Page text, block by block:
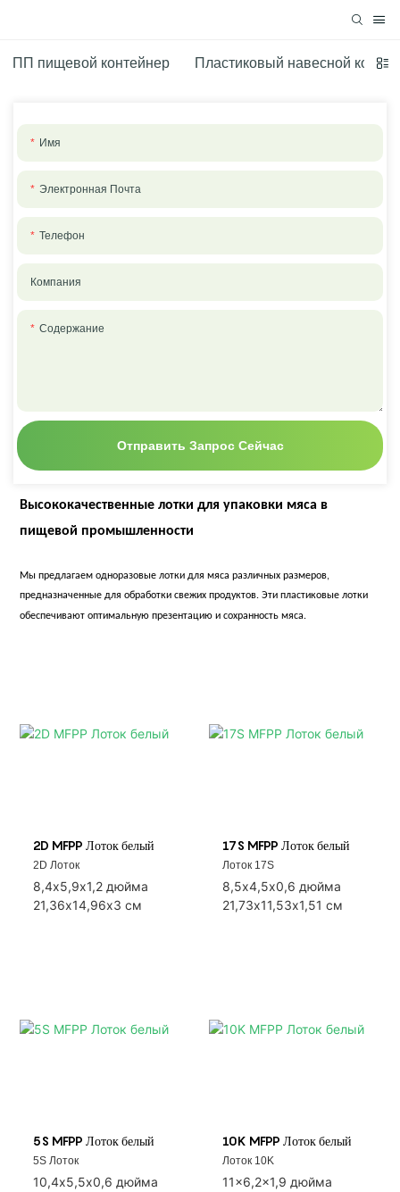
ПП пищевой контейнер Пластиковый навесной
Имя
Электронная Почта
Телефон
Компания
Содержание
Отправить Запрос Сейчас
Высококачественные лотки для упаковки мяса в
пищевой промышленности
Мы предлагаем одноразовые лотки для мяса различных размеров,
предназначенные для обработки свежих продуктов. Эти пластиковые лотки
обеспечивают оптимальную презентацию и сохранность мяса.
2D MFPP Лоток белый
2D Лоток
8,4х5,9х1,2 дюйма
21,36х14,96х3 см
17S MFPP Лоток белый
Лоток 17S
8,5х4,5х0,6 дюйма
21,73х11,53х1,51 см
5S MFPP Лоток белый
5S Лоток
10,4х5,5х0,6 дюйма
10K MFPP Лоток белый
Лоток 10K
11x6,2x1,9 дюйма